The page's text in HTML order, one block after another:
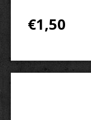
€1,50